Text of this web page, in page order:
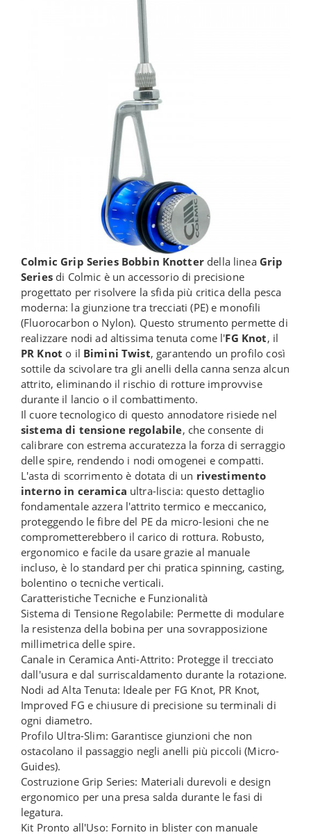
Colmic Grip Series Bobbin Knotterdella linea Grip
Seriesdi Colmic è un accessorio di precisione
progettato per risolvere la sfida più critica della pesca
moderna: la giunzione tra trecciati (PE) e monofili
(Fluorocarbon o Nylon). Questo strumento permette di
realizzare nodi ad altissima tenuta come l'FG Knot, il
PR Knot o il Bimini Twist, garantendo un profilo così
sottile da scivolare tra gli anelli della canna senza alcun
attrito, eliminando il rischio di rotture improvvise
durante il lancio o il combattimento.
Il cuore tecnologico di questo annodatore risiede nel
sistema di tensione regolabile, che consente di
calibrare con estrema accuratezza la forza di serraggio
delle spire, rendendo i nodi omogenei e compatti.
L'asta di scorrimento è dotata di un rivestimento
interno in ceramica ultra-liscia: questo dettaglio
fondamentale azzera l'attrito termico e meccanico,
proteggendo le fibre del PE da micro-lesioni che ne
comprometterebbero il carico di rottura. Robusto,
ergonomico e facile da usare grazie al manuale
incluso, è lo standard per chi pratica spinning, casting,
bolentino o tecniche verticali.
Caratteristiche Tecniche e Funzionalità
Sistema di Tensione Regolabile: Permette di modulare
la resistenza della bobina per una sovrapposizione
millimetrica delle spire.
Canale in Ceramica Anti-Attrito: Protegge il trecciato
dall'usura e dal surriscaldamento durante la rotazione.
Nodi ad Alta Tenuta: Ideale per FG Knot, PR Knot,
Improved FG e chiusure di precisione su terminali di
ogni diametro.
Profilo Ultra-Slim: Garantisce giunzioni che non
ostacolano il passaggio negli anelli più piccoli (Micro-
Guides).
Costruzione Grip Series: Materiali durevoli e design
ergonomico per una presa salda durante le fasi di
legatura.
Kit Pronto all'Uso: Fornito in blister con manuale